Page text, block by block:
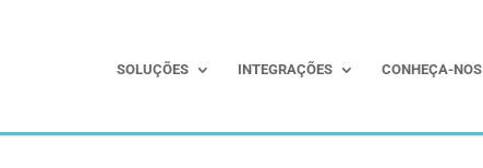
SOLUÇÕES INTEGRAÇÕES CONHEÇA-NOS